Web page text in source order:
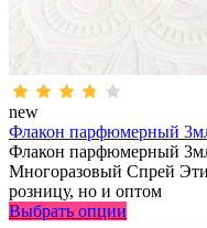
new
Флакон парфюмерный
Флакон парфюмерный
Многоразовый Спрей
розницу, но и оптом
Выбрать опции